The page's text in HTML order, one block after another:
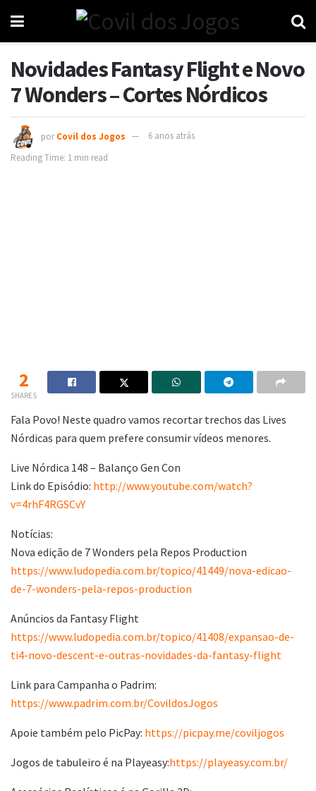
Novidades Fantasy Flight e Novo
7 Wonders – Cortes Nórdicos
por Covil dos Jogos
6 anos atrás
Reading Time: 1 min read
2
SHARES
Fala Povo! Neste quadro vamos recortar trechos das Lives
Nórdicas para quem prefere consumir vídeos menores.
Live Nórdica 148 – Balanço Gen Con
Link do Episódio: http://www.youtube.com/watch?
v=4rhF4RGSCvY
Notícias:
Nova edição de 7 Wonders pela Repos Production
https://www.ludopedia.com.br/topico/41449/nova-edicao-
de-7-wonders-pela-repos-production
Anúncios da Fantasy Flight
https://www.ludopedia.com.br/topico/41408/expansao-de-
ti4-novo-descent-e-outras-novidades-da-fantasy-flight
Link para Campanha o Padrim:
https://www.padrim.com.br/CovildosJogos
Apoie também pelo PicPay: https://picpay.me/coviljogos
Jogos de tabuleiro é na Playeasy:https://playeasy.com.br/